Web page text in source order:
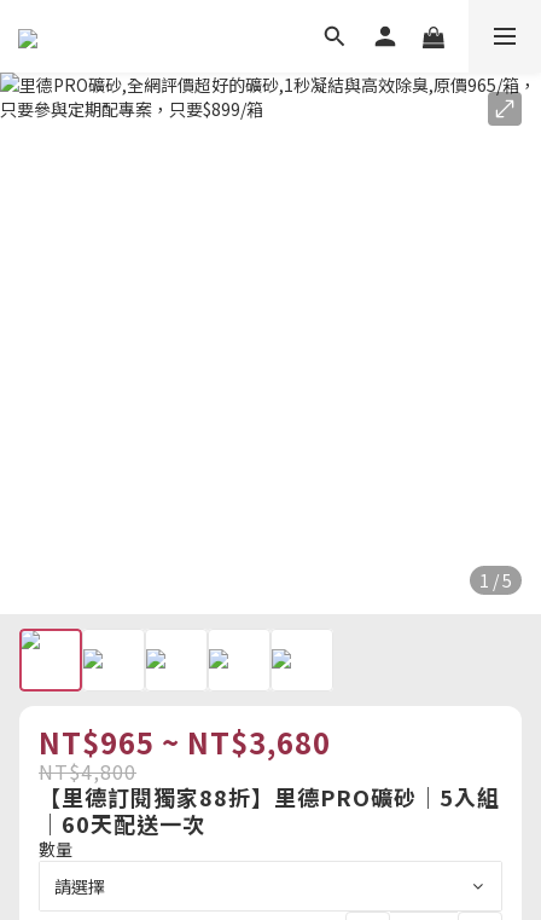
1 / 5
NT$965 ~ NT$3,680
NT$4,800
【里德訂閱獨家88折】里德PRO礦砂｜5入組
｜60天配送一次
數量